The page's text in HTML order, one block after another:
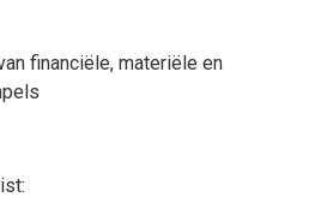
financiële, materiële en